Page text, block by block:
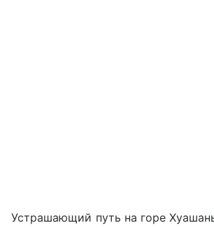
Устрашающий путь на горе